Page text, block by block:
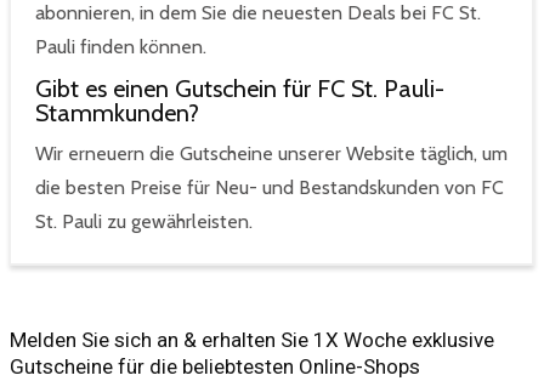
abonnieren, in dem Sie die neuesten Deals bei FC St.
Pauli finden können.
Gibt es einen Gutschein für FC St. Pauli-
Stammkunden?
Wir erneuern die Gutscheine unserer Website täglich, um
die besten Preise für Neu- und Bestandskunden von FC
St. Pauli zu gewährleisten.
Melden Sie sich an & erhalten Sie 1X Woche exklusive
Gutscheine für die beliebtesten Online-Shops​